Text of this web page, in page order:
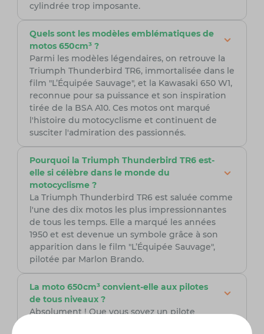
cylindrée trop imposante.
Quels sont les modèles emblématiques de
motos 650cm³ ?
Parmi les modèles légendaires, on retrouve la
Triumph Thunderbird TR6, immortalisée dans le
film "L’Équipée Sauvage", et la Kawasaki 650 W1,
reconnue pour sa puissance et son inspiration
tirée de la BSA A10. Ces motos ont marqué
l'histoire du motocyclisme et continuent de
susciter l'admiration des passionnés.
Pourquoi la Triumph Thunderbird TR6 est-
elle si célèbre dans le monde du
motocyclisme ?
La Triumph Thunderbird TR6 est saluée comme
l'une des dix motos les plus impressionnantes
de tous les temps. Elle a marqué les années
1950 et est devenue un symbole grâce à son
apparition dans le film "L’Équipée Sauvage",
pilotée par Marlon Brando.
La moto 650cm³ convient-elle aux pilotes
de tous niveaux ?
Absolument ! Que vous soyez un pilote